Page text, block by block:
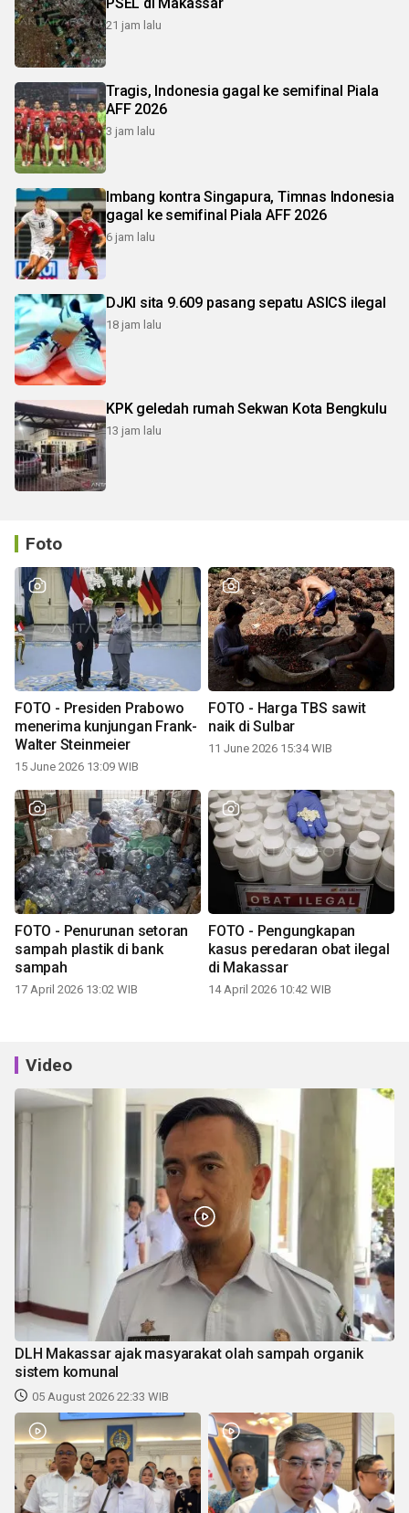
21 jam lalu
Tragis, Indonesia gagal ke semifinal Piala
AFF 2026
3 jam lalu
Imbang kontra Singapura, Timnas Indonesia
gagal ke semifinal Piala AFF 2026
6 jam lalu
DJKI sita 9.609 pasang sepatu ASICS ilegal
18 jam lalu
KPK geledah rumah Sekwan Kota Bengkulu
13 jam lalu
Foto
FOTO - Presiden Prabowo
menerima kunjungan Frank-
Walter Steinmeier
15 June 2026 13:09 WIB
FOTO - Harga TBS sawit
naik di Sulbar
11 June 2026 15:34 WIB
FOTO - Penurunan setoran
sampah plastik di bank
sampah
17 April 2026 13:02 WIB
FOTO - Pengungkapan
kasus peredaran obat ilegal
di Makassar
14 April 2026 10:42 WIB
Video
DLH Makassar ajak masyarakat olah sampah organik
sistem komunal
05 August 2026 22:33 WIB